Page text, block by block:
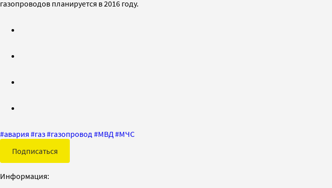
газопроводов планируется в 2016 году.
#авария #газ#газопровод #МВД #МЧС
Подписаться
Информация: